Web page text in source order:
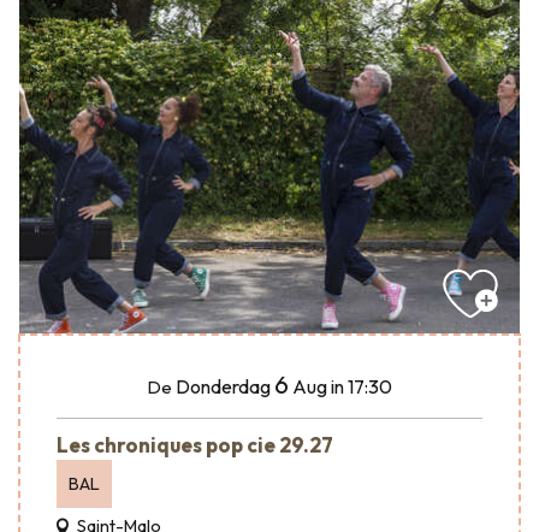
De Donderdag 6 Augin 17:30
Les chroniques pop cie 29.27
BAL
Saint-Malo